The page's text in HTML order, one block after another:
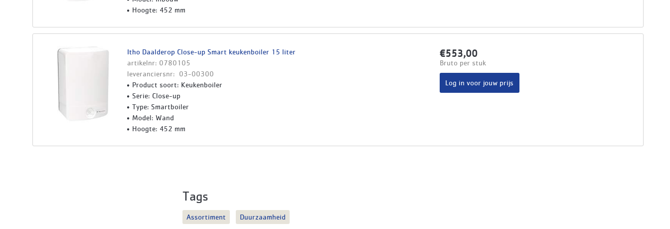
Hoogte: 452 mm
Itho Daalderop Close-up Smart keukenboiler 15 liter
artikelnr: 0780105
leveranciersnr: 03-00300
Product soort: Keukenboiler
Serie: Close-up
Type: Smartboiler
Model: Wand
Hoogte: 452 mm
€553,00
Bruto per stuk
Log in voor jouw prijs
Tags
Assortiment Duurzaamheid